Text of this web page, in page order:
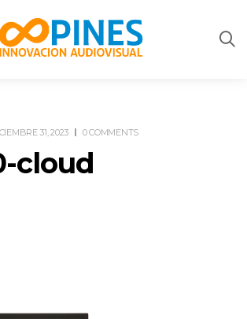
31, 2023 0 COMMENTS
cloud